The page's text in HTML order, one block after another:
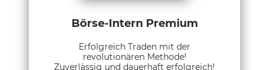
Börse-Intern Premium
Erfolgreich Traden mit der
revolutionären Methode!
Zuverlässig und dauerhaft erfolgreich!